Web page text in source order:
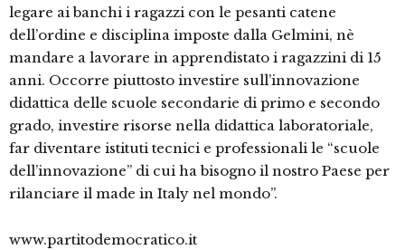
legare ai banchi i ragazzi con le pesanti catene
dell’ordine e disciplina imposte dalla Gelmini, nè
mandare a lavorare in apprendistato i ragazzini di 15
anni. Occorre piuttosto investire sull’innovazione
didattica delle scuole secondarie di primo e secondo
grado, investire risorse nella didattica laboratoriale,
far diventare istituti tecnici e professionali le “scuole
dell’innovazione” di cui ha bisogno il nostro Paese per
rilanciare il made in Italy nel mondo”.
www.partitodemocratico.it